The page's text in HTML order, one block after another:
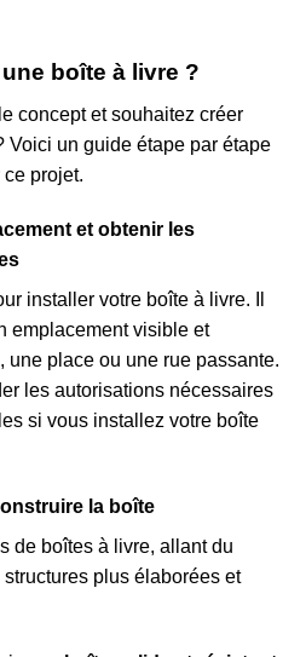
boîte à livre ?
concept et souhaitez créer
Voici un guide étape par étape
projet.
et obtenir les
installer votre boîte à livre. Il
emplacement visible et
une place ou une rue passante.
les autorisations nécessaires
si vous installez votre boîte
la boîte
de boîtes à livre, allant du
plus élaborées et